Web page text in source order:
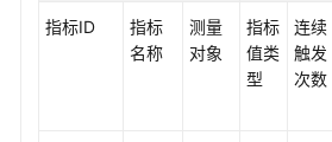
指标ID
指标
名称
测量
对象
指标
值类
型
连续
触发
次数